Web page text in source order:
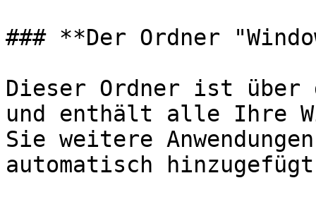
### **Der Ordner
Dieser Ordner ist über
und enthält alle Ihre
Sie weitere
automatisch